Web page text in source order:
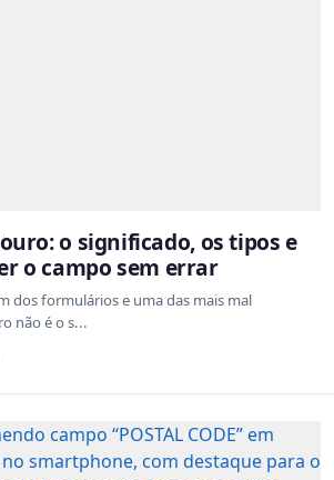
o significado, os tipos e
o campo sem errar
dos formulários e uma das mais mal
não é o s...